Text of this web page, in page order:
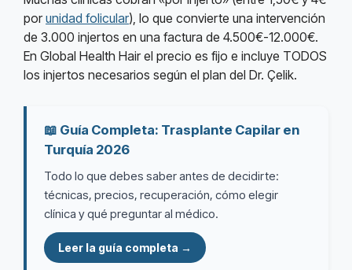
porunidad folicular), lo que convierte una intervención
de 3.000 injertos en una factura de 4.500€-12.000€.
En Global Health Hair el precio es fijo e incluye TODOS
los injertos necesarios según el plan del Dr. Çelik.
📖 Guía Completa: Trasplante Capilar en
Turquía 2026
Todo lo que debes saber antes de decidirte:
técnicas, precios, recuperación, cómo elegir
clínica y qué preguntar al médico.
Leer la guía completa →